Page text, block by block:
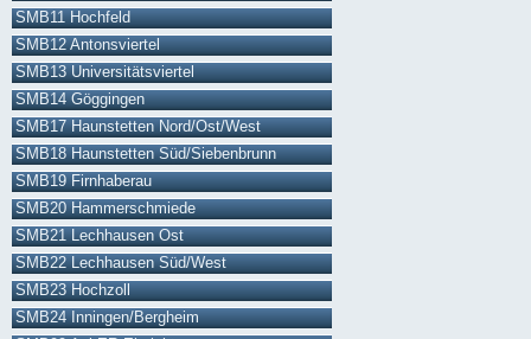
SMB11 Hochfeld
SMB12 Antonsviertel
SMB13 Universitätsviertel
SMB14 Göggingen
SMB17 Haunstetten Nord/Ost/West
SMB18 Haunstetten Süd/Siebenbrunn
SMB19 Firnhaberau
SMB20 Hammerschmiede
SMB21 Lechhausen Ost
SMB22 Lechhausen Süd/West
SMB23 Hochzoll
SMB24 Inningen/Bergheim